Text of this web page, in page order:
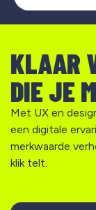
KLAAR
DIE JE
Met UX en
een digitale
merkwaarde
klik telt.